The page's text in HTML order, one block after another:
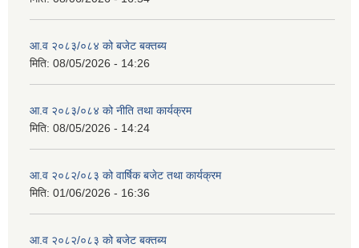
आ.व २०८३/०८४ को बजेट बक्तब्य
मिति: 08/05/2026 - 14:26
आ.व २०८३/०८४ को नीति तथा कार्यक्रम
मिति: 08/05/2026 - 14:24
आ.व २०८२/०८३ को वार्षिक बजेट तथा कार्यक्रम
मिति: 01/06/2026 - 16:36
आ.व २०८२/०८३ को बजेट बक्तब्य